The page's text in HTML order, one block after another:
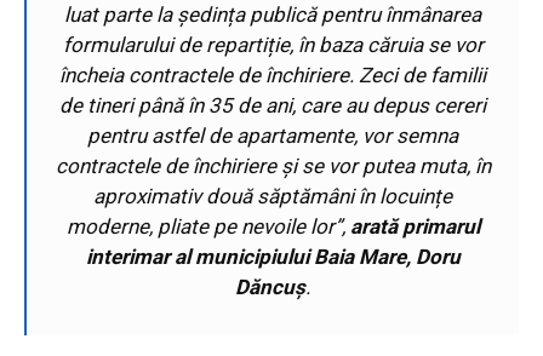
luat parte la ședința publică pentru înmânarea
formularului de repartiție, în baza căruia se vor
încheia contractele de închiriere. Zeci de familii
de tineri până în 35 de ani, care au depus cereri
pentru astfel de apartamente, vor semna
contractele de închiriere și se vor putea muta, în
aproximativ două săptămâni în locuințe
moderne, pliate pe nevoile lor”, arată primarul
interimar al municipiului Baia Mare, Doru
Dăncuș.